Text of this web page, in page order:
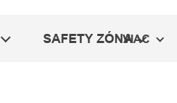
SAFETY ZÓNAVIAC